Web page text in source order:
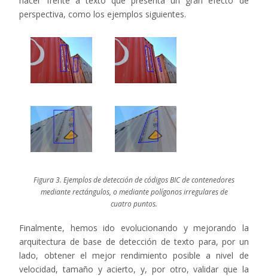
perspectiva, como los ejemplos siguientes.
Figura 3. Ejemplos de detección de códigos BIC de contenedores
mediante rectángulos, o mediante polígonos irregulares de
cuatro puntos.
Finalmente, hemos ido evolucionando y mejorando la
arquitectura de base de detección de texto para, por un
lado, obtener el mejor rendimiento posible a nivel de
velocidad, tamaño y acierto, y, por otro, validar que la